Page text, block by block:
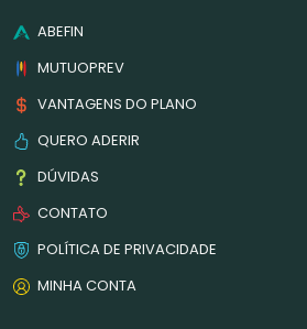
ABEFIN
MUTUOPREV
VANTAGENS DO PLANO
QUERO ADERIR
DÚVIDAS
CONTATO
POLÍTICA DE PRIVACIDADE
MINHA CONTA